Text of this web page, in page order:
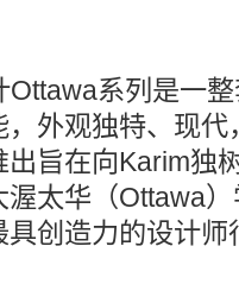
系列是一
外观独特、现
旨在向Karim独
太华（Ottawa
创造力的设计师